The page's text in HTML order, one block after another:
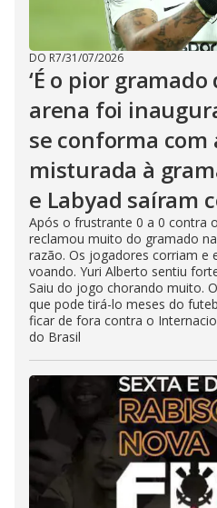
DO R7/31/07/2026
‘É o pior
arena foi
se conforma com
misturada à
e Labyad saíram
Após o frustrante 0 a 0 contra
reclamou muito do gramado
razão. Os jogadores corriam e
voando. Yuri Alberto sentiu
Saiu do jogo chorando muito.
que pode tirá-lo meses do
ficar de fora contra o
do Brasil